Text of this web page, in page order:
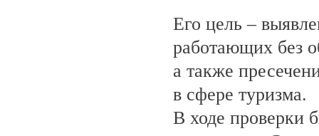
Его цель –
работающих без
а также
в сфере туризма.
В ходе проверки